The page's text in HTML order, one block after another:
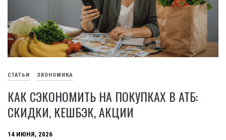
СТАТЬИ ЭКОНОМИКА
КАК СЭКОНОМИТЬ НА ПОКУПКАХ В АТБ:
СКИДКИ, КЕШБЭК, АКЦИИ
14 ИЮНЯ, 2026